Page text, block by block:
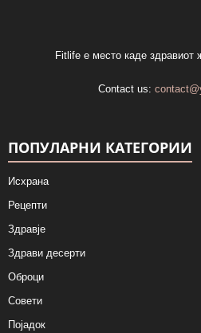
Fitlife е место каде здравиот
Contact us:
ПОПУЛАРНИ КАТЕГОРИИ
Исхрана
Рецепти
Здравје
Здрави десерти
Оброци
Совети
Појадок